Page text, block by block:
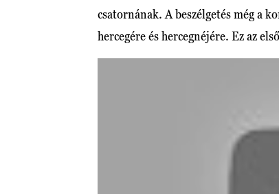
csatornának. A beszélgetés még a
hercegére és hercegnéjére. Ez az